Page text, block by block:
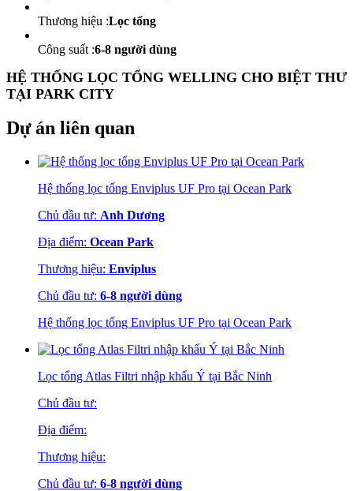
Thương hiệu :Lọc tổng
Công suất :6-8 người dùng
HỆ THỐNG LỌC TỔNG WELLING CHO BIỆT THƯ
TẠI PARK CITY
Dự án liên quan
Hệ thống lọc tổng Enviplus UF Pro tại Ocean Park
Chủ đầu tư: Anh Dương
Địa điểm: Ocean Park
Thương hiệu: Enviplus
Chủ đầu tư: 6-8 người dùng
Hệ thống lọc tổng Enviplus UF Pro tại Ocean Park
Lọc tổng Atlas Filtri nhập khẩu Ý tại Bắc Ninh
Chủ đầu tư:
Địa điểm:
Thương hiệu:
Chủ đầu tư: 6-8 người dùng